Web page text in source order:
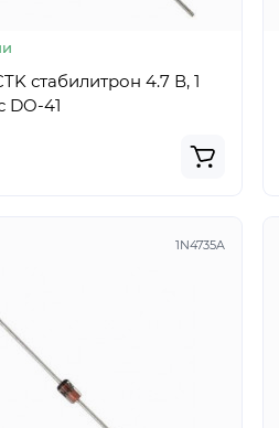
стабилитрон 4.7 В, 1
DO-41
1N4735A